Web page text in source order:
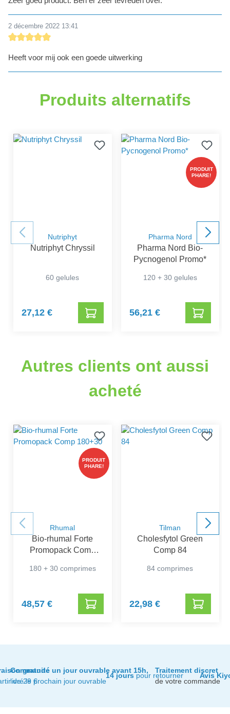
2 décembre 2022 13:41
Heeft voor mij ook een goede uitwerking
Produits alternatifs
Nutriphyt
Nutriphyt Chryssil
60 gelules
27,12 €
PRODUIT
PHARE!
Pharma Nord
Pharma Nord Bio-
Pycnogenol Promo*
120 + 30 gelules
56,21 €
Autres clients ont aussi
acheté
PRODUIT
PHARE!
Rhumal
Bio-rhumal Forte
Promopack Comp
180 + 30 comprimes
48,57 €
Tilman
Cholesfytol Green
Comp 84
84 comprimes
22,98 €
gratuite
de 29 €
Commandé un jour ouvrable avant 15h,
livré le prochain jour ouvrable
14 jourspour retourner
Traitement discret
de votre commande
Avis